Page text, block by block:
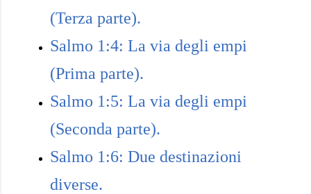
(Terza parte).
Salmo 1:4: La via degli empi
(Prima parte).
Salmo 1:5: La via degli empi
(Seconda parte).
Salmo 1:6: Due destinazioni
diverse.